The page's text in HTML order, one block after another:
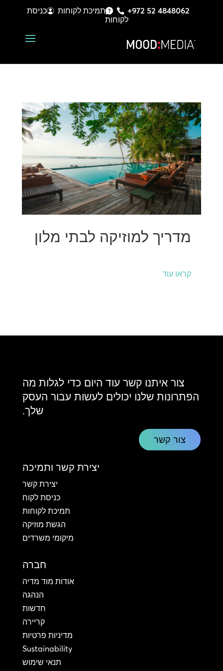
+972 52 4848062 תמיכת לקוחות
כניסת
לקוחות
מדריך למוזיקה לבתי מלון
קראו עוד
צור איתנו קשר עוד היום כדי לגלות מה
הפתרונות שלנו יכולים לעשות עבור העסק
שלך.
צור קשר
יצירת קשר ותמיכה
יצירת קשר
כניסת לקוח
תמיכת לקוחות
הגשת מוזיקה
מיקומי משרדים
חברה
אודות מוד מדיה
הנהגה
חדשות
קריירה
מדיניות פרטיות
Sustainability
תנאי שימוש